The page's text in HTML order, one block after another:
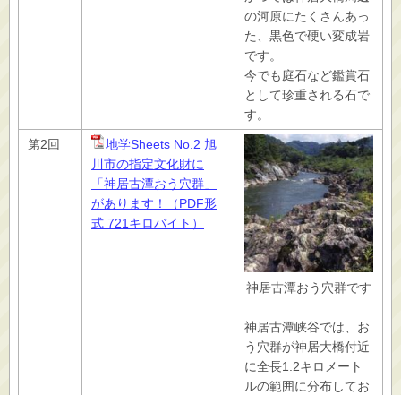
の河原にたくさんあっ
た、黒色で硬い変成岩
です。
今でも庭石など鑑賞石
として珍重される石で
す。
第2回
地学Sheets No.2 旭
川市の指定文化財に
「神居古潭おう穴群」
があります！（PDF形
式 721キロバイト）
神居古潭おう穴群です
神居古潭峡谷では、お
う穴群が神居大橋付近
に全長1.2キロメート
ルの範囲に分布してお